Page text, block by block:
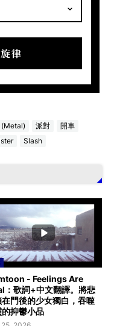
律
(Metal) 派對
開車
Slash
- Feelings Are
：歌詞+中文翻譯。將悲
門後的少女獨白，吞噬
抑鬱小品